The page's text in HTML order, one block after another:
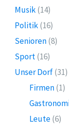
Musik(14)
Politik(16)
Senioren(8)
Sport(16)
Unser Dorf(31)
Firmen(1)
Leute(6)